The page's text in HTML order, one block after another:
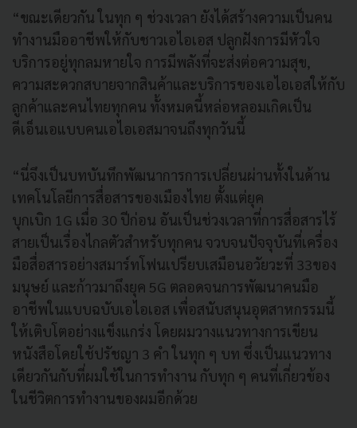
“ขณะเดียวกัน ในทุก ๆ ช่วงเวลา ยังได้สร้างความเป็นคน
ทำงานมืออาชีพให้กับชาวเอไอเอส ปลูกฝังการมีหัวใจ
บริการอยู่ทุกลมหายใจ การมีพลังที่จะส่งต่อความสุข,
ความสะดวกสบายจากสินค้าและบริการของเอไอเอสให้กับ
ลูกค้าและคนไทยทุกคน ทั้งหมดนี้หล่อหลอมเกิดเป็น
ดีเอ็นเอแบบคนเอไอเอสมาจนถึงทุกวันนี้
“นี่จึงเป็นบทบันทึกพัฒนาการการเปลี่ยนผ่านทั้งในด้าน
เทคโนโลยีการสื่อสารของเมืองไทย ตั้งแต่ยุค
บุกเบิก 1G เมื่อ 30 ปีก่อน อันเป็นช่วงเวลาที่การสื่อสารไร้
สายเป็นเรื่องไกลตัวสำหรับทุกคน จวบจนปัจจุบันที่เครื่อง
มือสื่อสารอย่างสมาร์ทโฟนเปรียบเสมือนอวัยวะที่ 33ของ
มนุษย์ และก้าวมาถึงยุค 5G ตลอดจนการพัฒนาคนมือ
อาชีพในแบบฉบับเอไอเอส เพื่อสนับสนุนอุตสาหกรรมนี้
ให้เติบโตอย่างแข็งแกร่ง โดยผมวางแนวทางการเขียน
หนังสือโดยใช้ปรัชญา 3 คำ ในทุก ๆ บท ซึ่งเป็นแนวทาง
เดียวกันกับที่ผมใช้ในการทำงาน กับทุก ๆ คนที่เกี่ยวข้อง
ในชีวิตการทำงานของผมอีกด้วย